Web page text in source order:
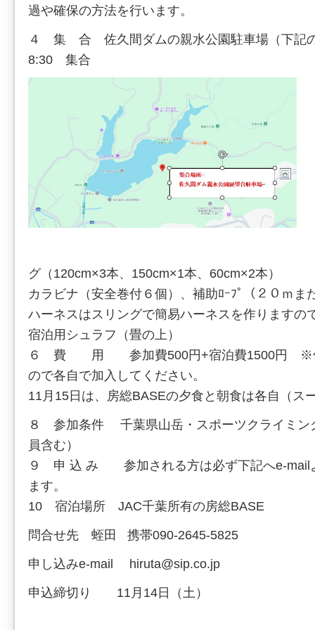
過や確保の方法を行います。
４ 集 合 佐久間ダムの親水公園駐車場（下記
8:30 集合
グ（120cm×3本、150cm×1本、60cm×2本）
カラビナ（安全巻付６個）、補助ﾛｰﾌﾟ（２０ｍま
ハーネスはスリングで簡易ハーネスを作りますの
宿泊用シュラフ（畳の上）
６ 費 用 参加費500円+宿泊費1500円 ※保
ので各自で加入してください。
11月15日は、房総BASEの夕食と朝食は各自（ス
８ 参加条件 千葉県山岳・スポーツクライミ
員含む）
９ 申 込 み 参加される方は必ず下記へe-mail
ます。
10 宿泊場所 JAC千葉所有の房総BASE
問合せ先 蛭田 携帯090-2645-5825
申し込みe-mail hiruta@sip.co.jp
申込締切り 11月14日（土）